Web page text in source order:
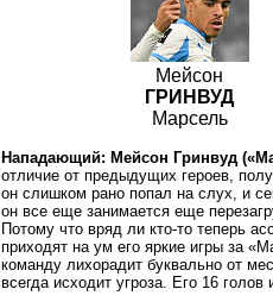
Мейсон
ГРИНВУД
Марсель
Нападающий: Мейсон Гринвуд
отличие от предыдущих героев,
он слишком рано попал на слух, и
он все еще занимается еще
Потому что вряд ли кто-то теперь
приходят на ум его яркие игры за
команду лихорадит буквально от
всегда исходит угроза. Его 16